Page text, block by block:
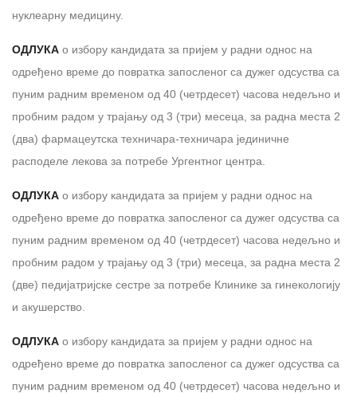
нуклеарну медицину.
ОДЛУКА о избору кандидата за пријем у радни однос на
одређено време до повратка запосленог са дужег одсуства са
пуним радним временом од 40 (четрдесет) часова недељно и
пробним радом у трајању од 3 (три) месеца, за радна места 2
(два) фармацеутска техничара-техничара јединичне
расподеле лекова за потребе Ургентног центра.
ОДЛУКА о избору кандидата за пријем у радни однос на
одређено време до повратка запосленог са дужег одсуства са
пуним радним временом од 40 (четрдесет) часова недељно и
пробним радом у трајању од 3 (три) месеца, за радна места 2
(две) педијатријске сестре за потребе Клинике за гинекологију
и акушерство.
ОДЛУКА о избору кандидата за пријем у радни однос на
одређено време до повратка запосленог са дужег одсуства са
пуним радним временом од 40 (четрдесет) часова недељно и